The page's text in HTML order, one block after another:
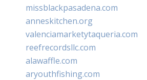
missblackpasadena.com
anneskitchen.org
valenciamarketytaqueria.com
reefrecordsllc.com
alawaffle.com
aryouthfishing.com